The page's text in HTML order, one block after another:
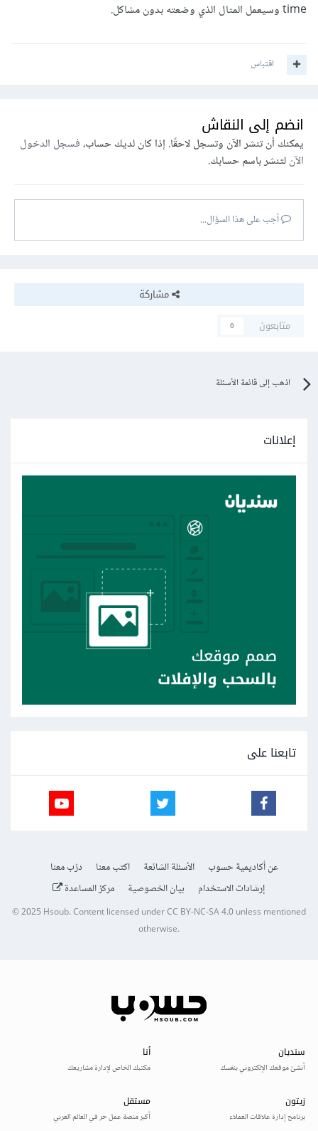
time وسيعمل المثال الذي وضعته بدون مشاكل.
اقتباس
انضم إلى النقاش
يمكنك أن تنشر الآن وتسجل لاحقًا. إذا كان لديك حساب،فسجل الدخول
الآنلتنشر باسم حسابك.
أجب على هذا السؤال...
مشاركة
متابعون
0
اذهب إلى قائمة الأسئلة
إعلانات
تابعنا على
عن أكاديمية حسوب الأسئلة الشائعة اكتب معنا
درّب معنا
إرشادات الاستخدام
بيان الخصوصية مركز المساعدة
© 2025Hsoub.Content licensed underCC BY-NC-SA 4.0unless mentioned
otherwise.